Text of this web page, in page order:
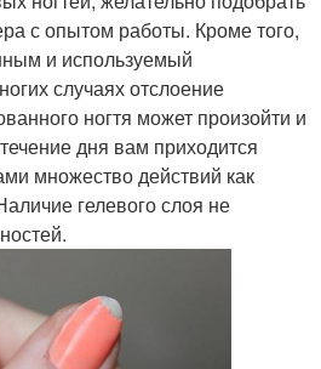
с опытом работы. Кроме того,
и используемый
случаях отслоение
ногтя может произойти и
дня вам приходится
множество действий как
гелевого слоя не